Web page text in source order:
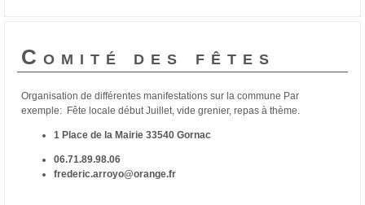
Comité des fêtes
Organisation de différentes manifestations sur la commune Par
exemple: Fête locale début Juillet, vide grenier, repas à thème.
1 Place de la Mairie 33540 Gornac
06.71.89.98.06
frederic.arroyo@orange.fr